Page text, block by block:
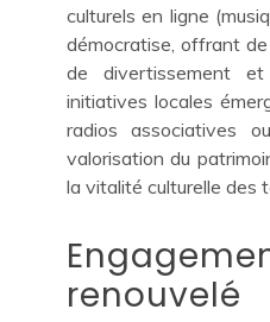
culturels en ligne
démocratise, offrant
de divertissement et
initiatives locales
radios associatives
valorisation du
la vitalité culturelle des
renouvelé